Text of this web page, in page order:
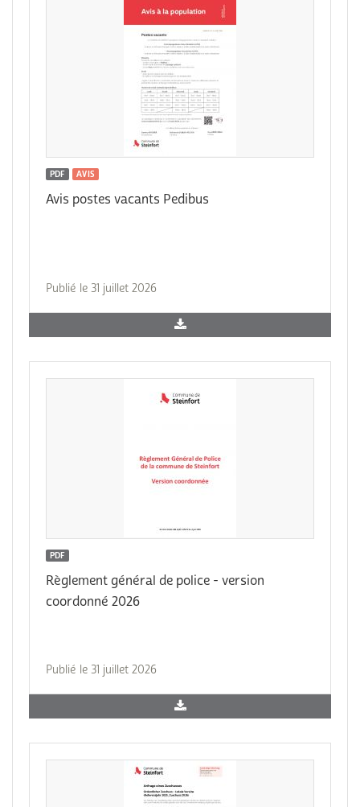
PDF AVIS
Avis postes vacants Pedibus
Publié le 31 juillet 2026
PDF
Règlement général de police - version
coordonné 2026
Publié le 31 juillet 2026